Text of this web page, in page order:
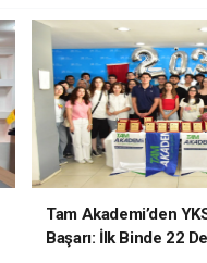
Tam Akademi’den
Başarı: İlk Binde 22